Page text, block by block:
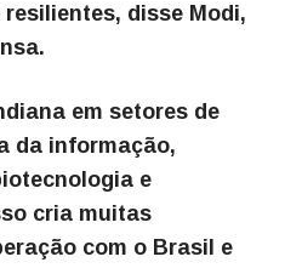
disse Modi,
em setores de
da informação,
e
cria muitas
com o Brasil e